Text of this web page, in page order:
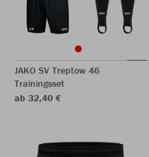
JAKO SV Treptow 46
Trainingsset
ab 32,40 €